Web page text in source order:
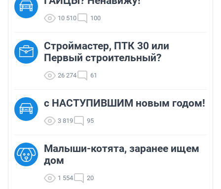
10 510 100
Строймастер, ПТК 30 или
Первый строительный?
26 274 61
с НАСТУПИВШИМ новым годом!
3 819 95
Малыши-котята, заранее ищем
дом
1 554 20